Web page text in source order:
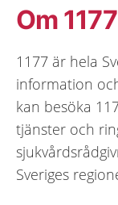
Om 1177
1177 är hela
information
kan besöka
tjänster och
Sveriges